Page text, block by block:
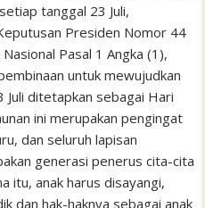
tanggal 23 Juli,
Presiden Nomor 44
Pasal 1 Angka (1),
untuk mewujudkan
ditetapkan sebagai Hari
ini merupakan pengingat
dan seluruh lapisan
generasi penerus cita-cita
itu, anak harus disayangi,
dan hak-haknya sebagai anak